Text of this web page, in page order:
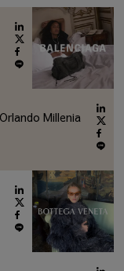
Millenia